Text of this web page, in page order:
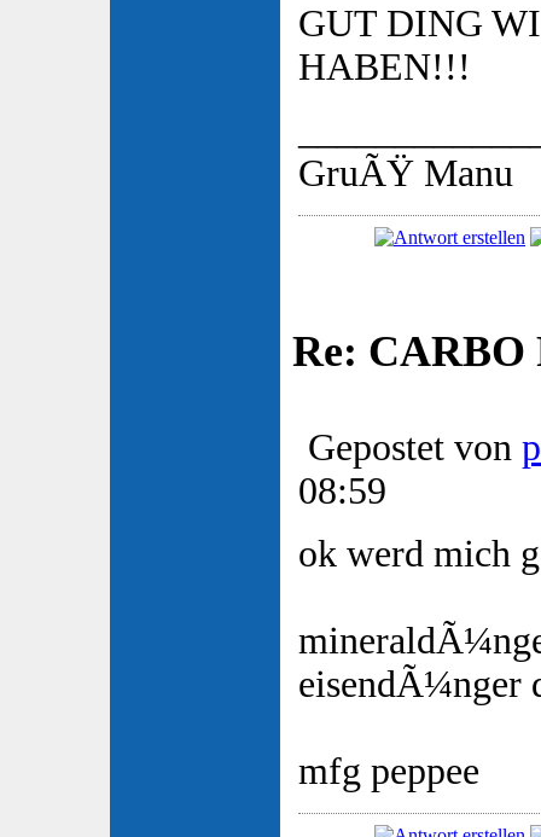
GUT DING
HABEN!!!
GruÃŸ Manu
Re: CARBO
Gepostet von
08:59
ok werd mich
eisendÃ¼nger
mfg peppee